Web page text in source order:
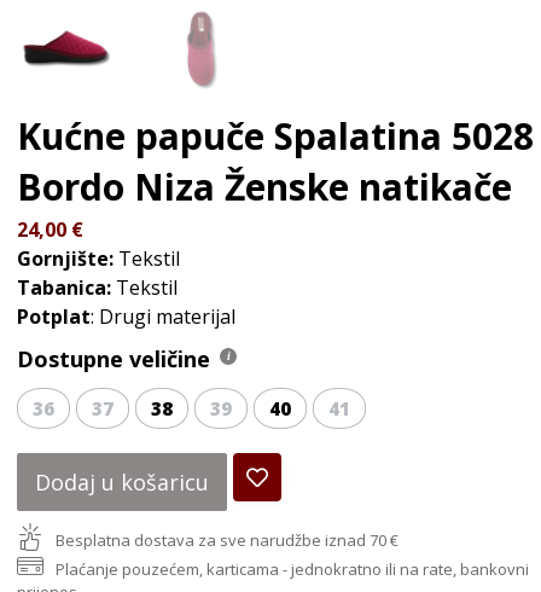
Kućne papuče Spalatina 5028
Bordo NizaŽenske natikače
24,00 €
Gornjište: Tekstil
Tabanica: Tekstil
Potplat: Drugi materijal
Dostupne veličine
36 37 38 39 40 41
Dodaj u košaricu
Besplatna dostava za sve narudžbe iznad 70 €
Plaćanje pouzećem, karticama - jednokratno ili na rate, bankovni